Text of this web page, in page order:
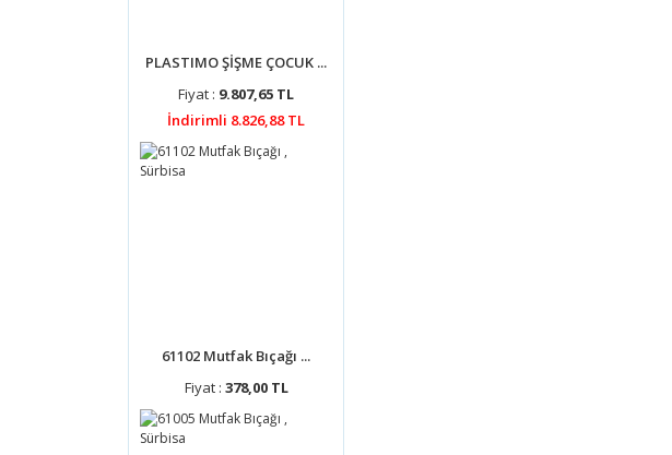
PLASTIMO ŞİŞME ÇOCUK ...
Fiyat : 9.807,65 TL
İndirimli 8.826,88 TL
61102 Mutfak Bıçağı ...
Fiyat : 378,00 TL